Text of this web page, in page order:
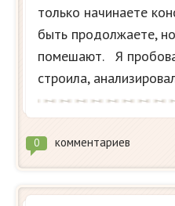
только начинаете
быть продолжаете,
помешают. Я
строила,
0 комментариев